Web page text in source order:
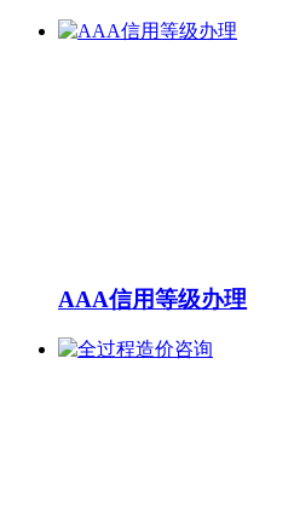
AAA信用等级办理